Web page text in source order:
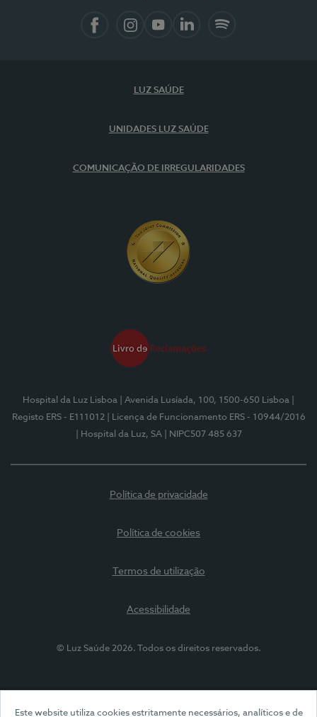
Este website utiliza cookies estritamente necessários, analíticos e de
LUZ SAÚDE
UNIDADES LUZ SAÚDE
COMUNICAÇÃO DE IRREGULARIDADES
Hospital da Luz Lisboa | Avenida Lusíada, 100, 1500-650 Lisboa
Registo ERS - E111012
| Licença de Funcionamento ERS - 10944/2016
| Hospital da Luz, SA
| NIPC507 485 637
Política de privacidade
Política de cookies
Termos de utilização
Acessibilidade
© Luz Saúde 2026. Todos os direitos reservados.